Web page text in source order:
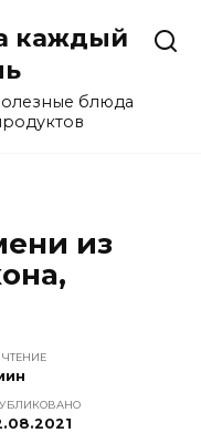
каждый
блюда
из
ЧТЕНИЕ